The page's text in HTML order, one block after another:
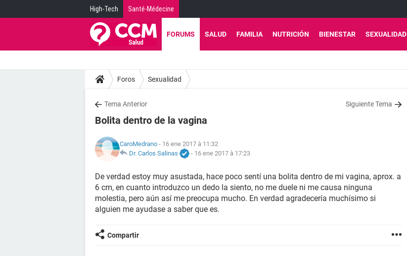
High-Tech Santé-Médecine
FORUMS SALUD FAMILIA NUTRICIÓN BIENESTAR SEXUALIDAD
Foros Sexualidad
Tema Anterior Siguiente Tema
Bolita dentro de la vagina
CaroMedrano - 16 ene 2017 à 11:32
Dr. Carlos Salinas
- 16 ene 2017 à 17:23
De verdad estoy muy asustada, hace poco sentí una bolita dentro de mi vagina, aprox. a
6 cm, en cuanto introduzco un dedo la siento, no me duele ni me causa ninguna
molestia, pero aún así me preocupa mucho. En verdad agradecería muchísimo si
alguien me ayudase a saber que es.
Compartir